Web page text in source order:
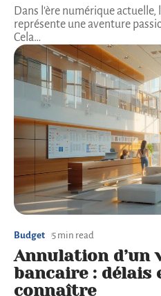
Dans l'ère numérique
représente une aventure
Cela…
Budget 5 min read
Annulation d’un
bancaire : délais
connaître